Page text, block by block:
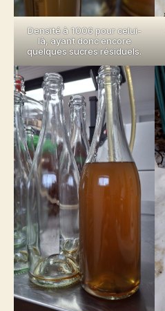
Densité à 1006 pour celui-
là, ayant donc encore
quelques sucres résiduels.